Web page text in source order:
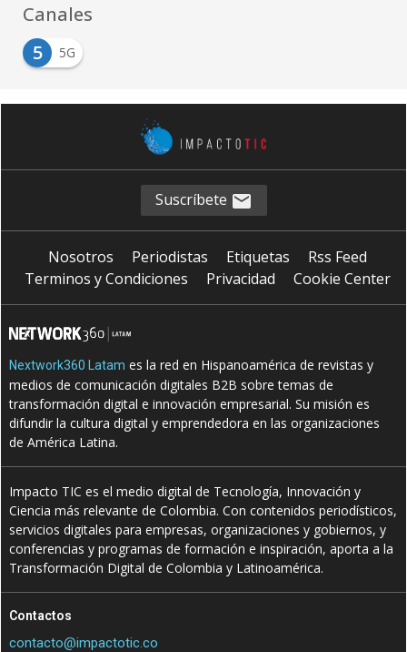
Canales
5
5G
Suscríbete
Nosotros Periodistas Etiquetas
Rss Feed
Terminos y Condiciones
Privacidad Cookie Center
Nextwork360 Latam es la red en Hispanoamérica de revistas y
medios de comunicación digitales B2B sobre temas de
transformación digital e innovación empresarial. Su misión es
difundir la cultura digital y emprendedora en las organizaciones
de América Latina.
Impacto TIC es el medio digital de Tecnología, Innovación y
Ciencia más relevante de Colombia. Con contenidos periodísticos,
servicios digitales para empresas, organizaciones y gobiernos, y
conferencias y programas de formación e inspiración, aporta a la
Transformación Digital de Colombia y Latinoamérica.
Contactos
contacto@impactotic.co